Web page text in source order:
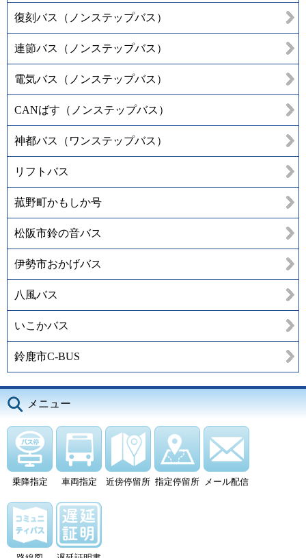
復刻バス（ノンステップバス）
連節バス（ノンステップバス）
電気バス（ノンステップバス）
CANばす（ノンステップバス）
神都バス（ワンステップバス）
リフトバス
菰野町かもしか号
松阪市鈴の音バス
伊勢市おかげバス
八風バス
いこかバス
鈴鹿市C-BUS
メニュー
乗降指定 車両指定 近傍停留所 指定停留所 メール配信